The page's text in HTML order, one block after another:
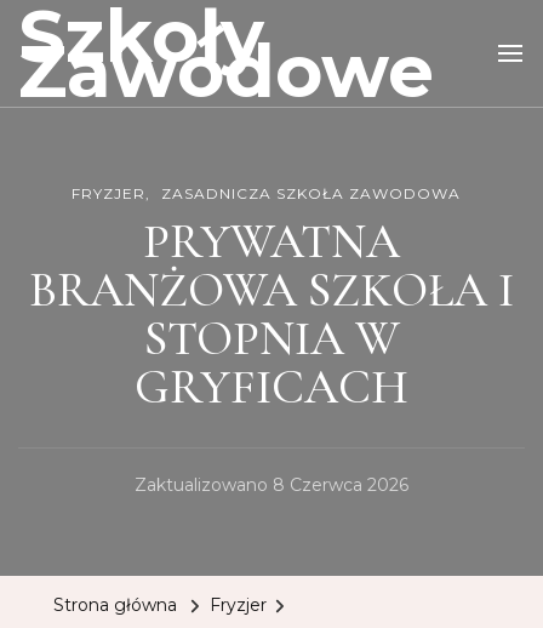
Szkoły
Zawodowe
FRYZJER ZASADNICZA SZKOŁA ZAWODOWA
PRYWATNA
BRANŻOWA SZKOŁA I
STOPNIA W
GRYFICACH
Zaktualizowano 8 Czerwca 2026
Strona główna
Fryzjer